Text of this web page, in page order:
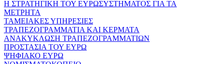
Η ΣΤΡΑΤΗΓΙΚΗ ΤΟΥ ΕΥΡΩΣΥΣΤΗΜΑΤΟΣ ΓΙΑ ΤΑ
ΜΕΤΡΗΤΑ
ΤΑΜΕΙΑΚΕΣ ΥΠΗΡΕΣΙΕΣ
ΤΡΑΠΕΖΟΓΡΑΜΜΑΤΙΑ ΚΑΙ ΚΕΡΜΑΤΑ
ΑΝΑΚΥΚΛΩΣΗ ΤΡΑΠΕΖΟΓΡΑΜΜΑΤΙΩΝ
ΠΡΟΣΤΑΣΙΑ ΤΟΥ ΕΥΡΩ
ΨΗΦΙΑΚΟ ΕΥΡΩ